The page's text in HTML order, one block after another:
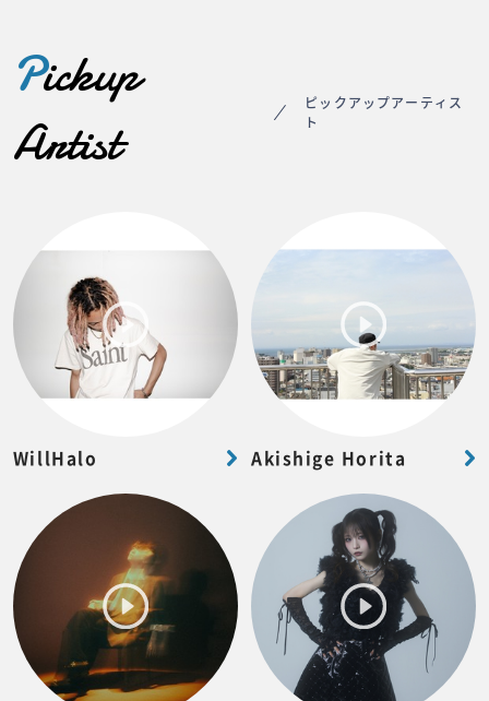
Pickup
Artist
ピックアップアーティス
ト
WillHalo Akishige Horita